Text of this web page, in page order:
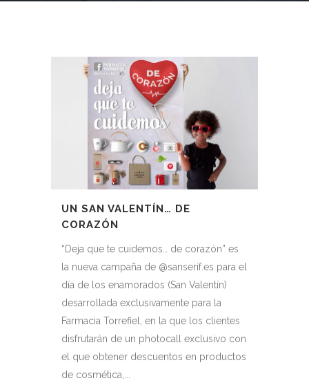
UN SAN VALENTÍN… DE
CORAZÓN
“Deja que te cuidemos… de corazón” es
la nueva campaña de @sanserif.es para el
día de los enamorados (San Valentín)
desarrollada exclusivamente para la
Farmacia Torrefiel, en la que los clientes
disfrutarán de un photocall exclusivo con
el que obtener descuentos en productos
de cosmética,...